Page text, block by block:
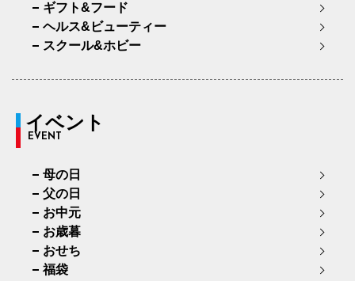
ギフト&フード
ヘルス&ビューティー
スクール&ホビー
イベント
EVENT
母の日
父の日
お中元
お歳暮
おせち
福袋